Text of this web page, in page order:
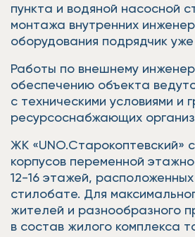
пункта и водяной насосной
монтажа внутренних
оборудования подрядчик
Работы по внешнему
обеспечению объекта
с техническими условиями и
ресурсоснабжающих
ЖК «UNO.Старокоптевский»
корпусов переменной
12-16 этажей,
стилобате. Для
жителей и разнообразного
в состав жилого комплекса